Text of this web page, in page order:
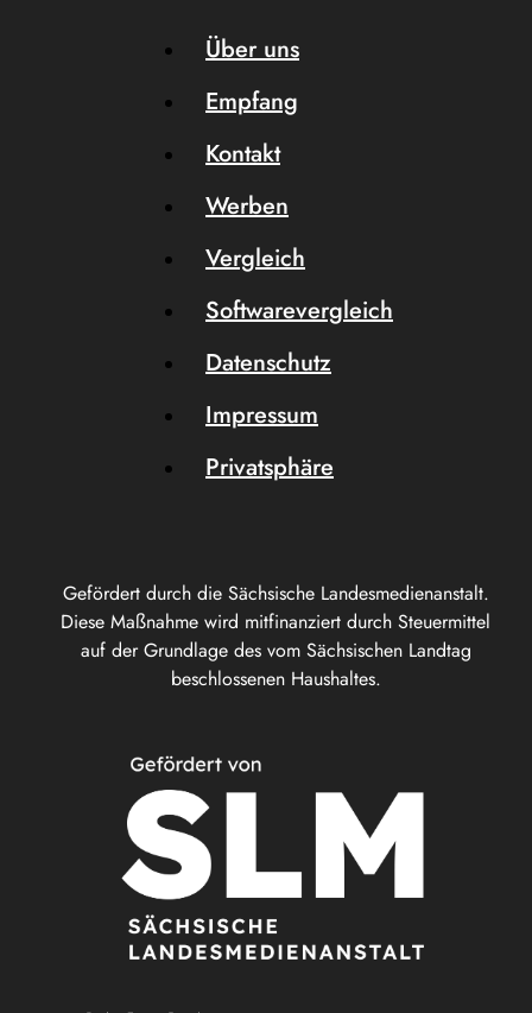
Gefördert durch die Sächsische Landesmedienanstalt.
Diese Maßnahme wird mitfinanziert durch Steuermittel
auf der Grundlage des vom Sächsischen Landtag
beschlossenen Haushaltes.
Über uns
Empfang
Kontakt
Werben
Vergleich
Softwarevergleich
Datenschutz
Impressum
Privatsphäre